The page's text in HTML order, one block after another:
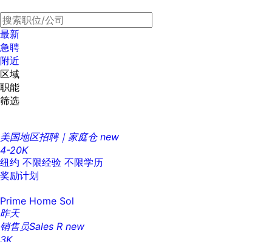
最新
急聘
附近
区域
职能
筛选
美国地区招聘｜家庭仓 new
4-20K
纽约 不限经验 不限学历
奖励计划
Prime Home Sol
昨天
销售员Sales R new